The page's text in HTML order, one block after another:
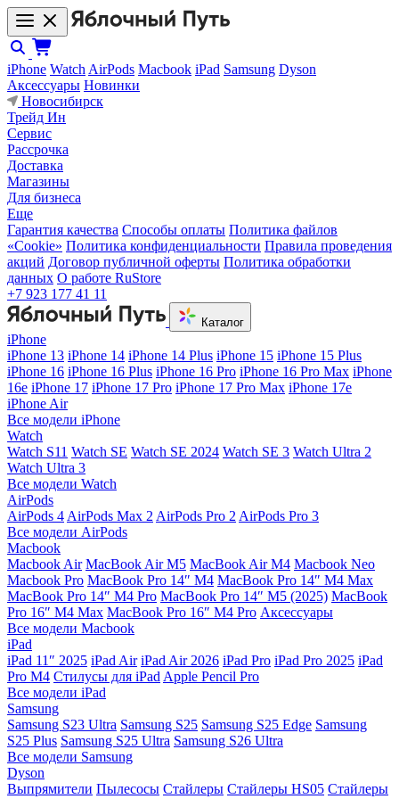
iPhone Watch AirPods Macbook iPad Samsung Dyson
Аксессуары Новинки
Новосибирск
Трейд Ин
Сервис
Рассрочка
Доставка
Магазины
Для бизнеса
Еще
Гарантия качества Способы оплаты Политика файлов
«Cookie» Политика конфиденциальности Правила проведения
акций Договор публичной оферты Политика обработки
данных О работе RuStore
+7 923 177 41 11
Каталог
iPhone
iPhone 13 iPhone 14 iPhone 14 Plus iPhone 15 iPhone 15 Plus
iPhone 16 iPhone 16 Plus iPhone 16 Pro iPhone 16 Pro Max iPhone
16e iPhone 17 iPhone 17 Pro iPhone 17 Pro Max iPhone 17e
iPhone Air
Все модели iPhone
Watch
Watch S11 Watch SE Watch SE 2024 Watch SE 3 Watch Ultra 2
Watch Ultra 3
Все модели Watch
AirPods
AirPods 4 AirPods Max 2 AirPods Pro 2 AirPods Pro 3
Все модели AirPods
Macbook
Macbook Air MacBook Air M5 MacBook Air М4 Macbook Neo
Macbook Pro MacBook Pro 14″ M4 MacBook Pro 14″ M4 Max
MacBook Pro 14″ M4 Pro MacBook Pro 14″ M5 (2025) MacBook
Pro 16″ M4 Max MacBook Pro 16″ M4 Pro Аксессуары
Все модели Macbook
iPad
iPad 11″ 2025 iPad Air iPad Air 2026 iPad Pro iPad Pro 2025 iPad
Pro M4 Стилусы для iPad Apple Pencil Pro
Все модели iPad
Samsung
Samsung S23 Ultra Samsung S25 Samsung S25 Edge Samsung
S25 Plus Samsung S25 Ultra Samsung S26 Ultra
Все модели Samsung
Dyson
Выпрямители Пылесосы Стайлеры Стайлеры HS05 Стайлеры